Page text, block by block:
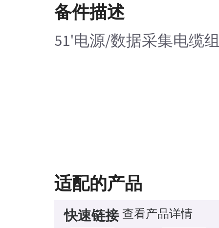
备件描述
51'电源/数据采集电缆
适配的产品
快速链接 查看产品详情